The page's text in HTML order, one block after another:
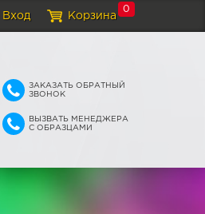
Вход Корзина
0
ЗАКАЗАТЬ ОБРАТНЫЙ
ЗВОНОК
ВЫЗВАТЬ МЕНЕДЖЕРА
С ОБРАЗЦАМИ